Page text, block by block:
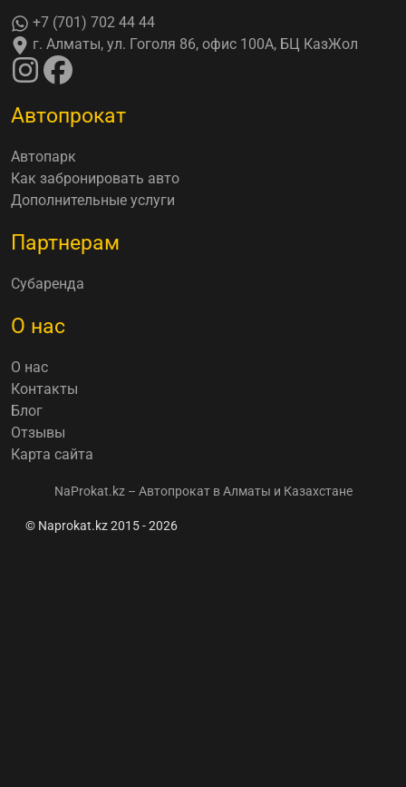
+7 (701) 702 44 44
г. Алматы, ул. Гоголя 86, офис 100А, БЦ КазЖол
Автопрокат
Автопарк
Как забронировать авто
Дополнительные услуги
Партнерам
Субаренда
О нас
О нас
Контакты
Блог
Отзывы
Карта сайта
NaProkat.kz – Автопрокат в Алматы и Казахстане
© Naprokat.kz 2015 - 2026